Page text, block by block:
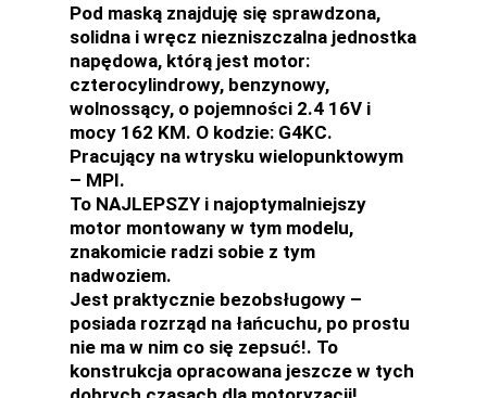
Pod maską znajduję się sprawdzona,
solidna i wręcz niezniszczalna jednostka
napędowa, którą jest motor:
czterocylindrowy, benzynowy,
wolnossący, o pojemności 2.4 16V i
mocy 162 KM. O kodzie: G4KC.
Pracujący na wtrysku wielopunktowym
– MPI.
To NAJLEPSZY i najoptymalniejszy
motor montowany w tym modelu,
znakomicie radzi sobie z tym
nadwoziem.
Jest praktycznie bezobsługowy –
posiada rozrząd na łańcuchu, po prostu
nie ma w nim co się zepsuć!. To
konstrukcja opracowana jeszcze w tych